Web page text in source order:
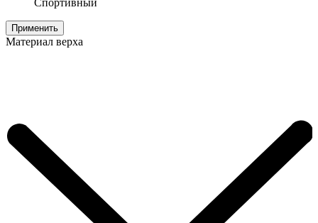
Спортивный
Применить
Материал верха